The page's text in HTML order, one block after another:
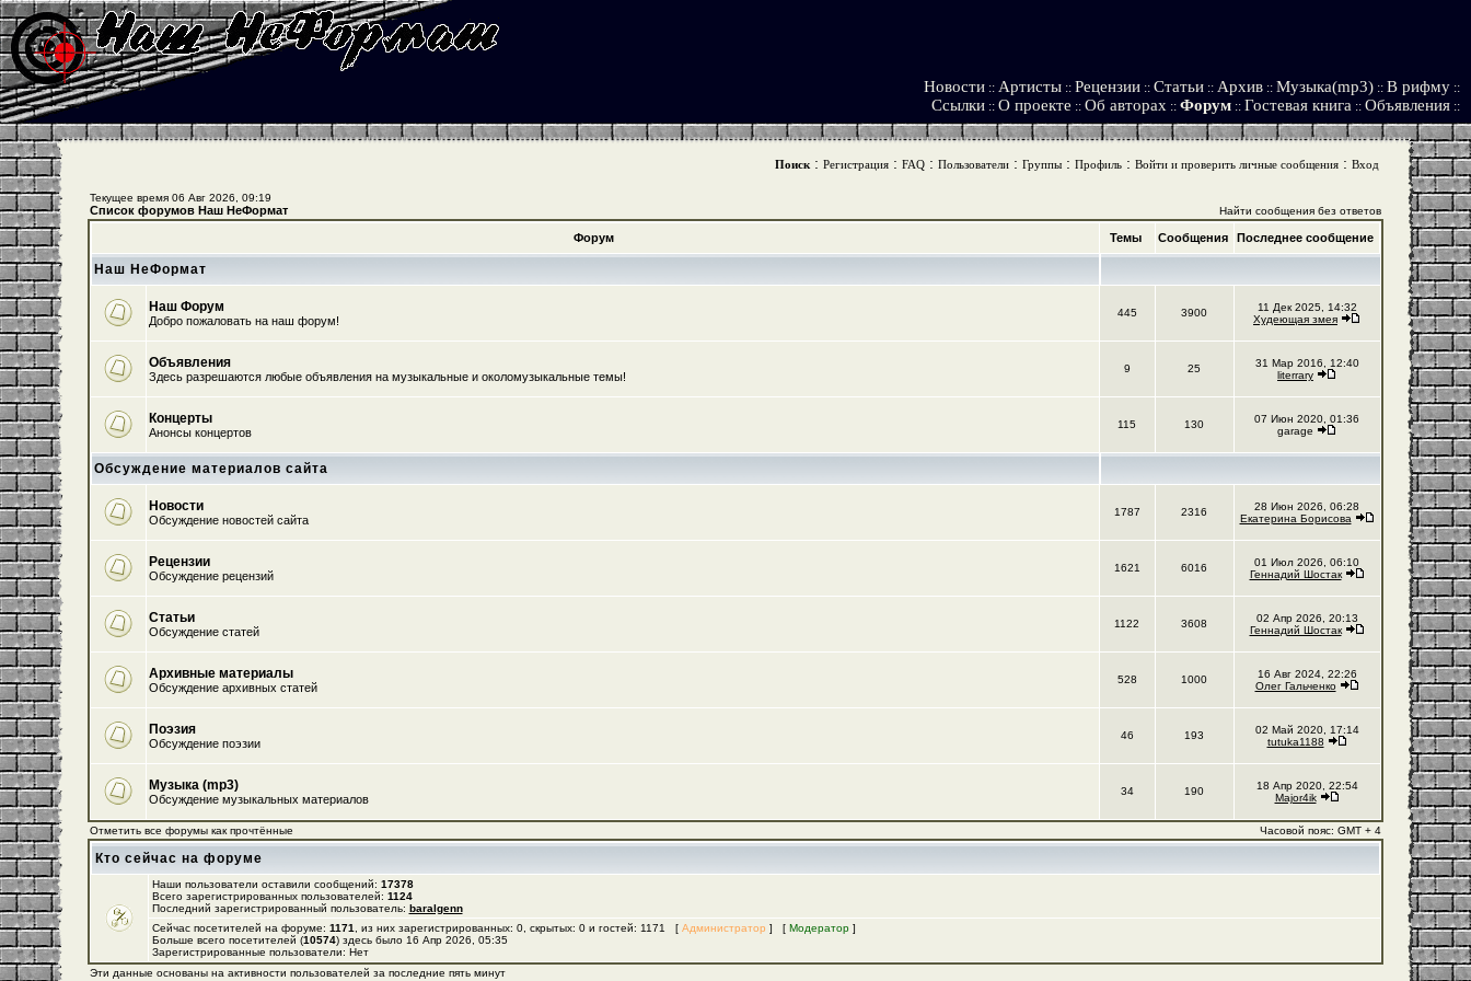
Новости :: Артисты :: Рецензии :: Статьи :: Архив :: Музыка(mp3) :: В рифму ::
Ссылки :: О проекте :: Об авторах :: Форум :: Гостевая книга :: Объявления ::
Поиск: Регистрация: FAQ: Пользователи: Группы: Профиль: Войти и проверить личные сообщения: Вход
Текущее время 06 Авг 2026, 09:19
Список форумов Наш НеФормат Найти сообщения без ответов
Форум Темы Сообщения Последнее сообщение
Наш НеФормат
Наш Форум
Добро пожаловать на наш форум!
445 3900
11 Дек 2025, 14:32
Худеющая змея
Объявления
Здесь разрешаются любые объявления на музыкальные и околомузыкальные темы!
9 25
31 Мар 2016, 12:40
literrary
Концерты
Анонсы концертов
115 130
07 Июн 2020, 01:36
garage
Обсуждение материалов сайта
Новости
Обсуждение новостей сайта
1787 2316
28 Июн 2026, 06:28
Екатерина Борисова
Рецензии
Обсуждение рецензий
1621 6016
01 Июл 2026, 06:10
Геннадий Шостак
Статьи
Обсуждение статей
1122 3608
02 Апр 2026, 20:13
Геннадий Шостак
Архивные материалы
Обсуждение архивных статей
528 1000
16 Авг 2024, 22:26
Олег Гальченко
Поэзия
Обсуждение поэзии
46 193
02 Май 2020, 17:14
tutuka1188
Музыка (mp3)
Обсуждение музыкальных материалов
34 190
18 Апр 2020, 22:54
Major4ik
Отметить все форумы как прочтённые Часовой пояс: GMT + 4
Кто сейчас на форуме
Наши пользователи оставили сообщений: 17378
Всего зарегистрированных пользователей: 1124
Последний зарегистрированный пользователь: baralgenn
Сейчас посетителей на форуме: 1171 , из них зарегистрированных: 0, скрытых: 0 и гостей: 1171 [ Администратор ] [ Модератор]
Больше всего посетителей (10574) здесь было 16 Апр 2026, 05:35
Зарегистрированные пользователи: Нет
Эти данные основаны на активности пользователей за последние пять минут